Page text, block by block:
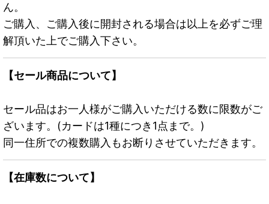
ん。
ご購入、ご購入後に開封される場合は以上を必ずご理
解頂いた上でご購入下さい。
【セール商品について】
セール品はお一人様がご購入いただける数に限数がご
ざいます。(カードは1種につき1点まで。)
同一住所での複数購入もお断りさせていただきます。
【在庫数について】